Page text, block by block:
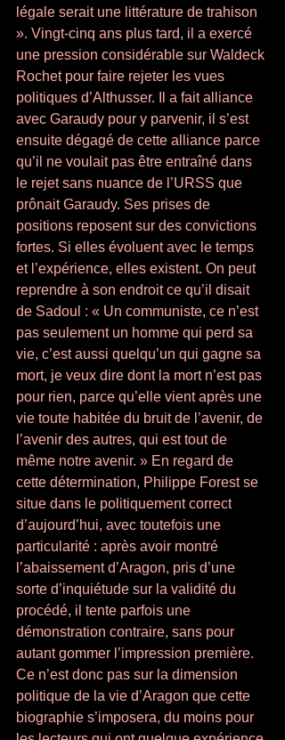
légale serait une littérature de trahison
». Vingt-cinq ans plus tard, il a exercé
une pression considérable sur Waldeck
Rochet pour faire rejeter les vues
politiques d’Althusser. Il a fait alliance
avec Garaudy pour y parvenir, il s’est
ensuite dégagé de cette alliance parce
qu’il ne voulait pas être entraîné dans
le rejet sans nuance de l’URSS que
prônait Garaudy. Ses prises de
positions reposent sur des convictions
fortes. Si elles évoluent avec le temps
et l’expérience, elles existent. On peut
reprendre à son endroit ce qu’il disait
de Sadoul : « Un communiste, ce n’est
pas seulement un homme qui perd sa
vie, c’est aussi quelqu’un qui gagne sa
mort, je veux dire dont la mort n’est pas
pour rien, parce qu’elle vient après une
vie toute habitée du bruit de l’avenir, de
l’avenir des autres, qui est tout de
même notre avenir. » En regard de
cette détermination, Philippe Forest se
situe dans le politiquement correct
d’aujourd’hui, avec toutefois une
particularité : après avoir montré
l’abaissement d’Aragon, pris d’une
sorte d’inquiétude sur la validité du
procédé, il tente parfois une
démonstration contraire, sans pour
autant gommer l’impression première.
Ce n’est donc pas sur la dimension
politique de la vie d’Aragon que cette
biographie s’imposera, du moins pour